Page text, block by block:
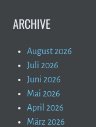
ARCHIVE
August 2026
Juli 2026
Juni 2026
Mai 2026
April 2026
März 2026